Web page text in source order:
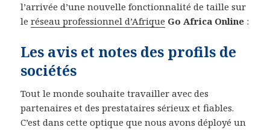
l’arrivée d’une nouvelle fonctionnalité de taille sur
leréseau professionnel d’Afrique Go Africa Online :
Les avis et notes des profils de
sociétés
Tout le monde souhaite travailler avec des
partenaires et des prestataires sérieux et fiables.
C’est dans cette optique que nous avons déployé un